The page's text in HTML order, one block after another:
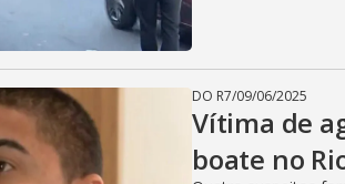
DO R7/09/06/2025
Vítima de
boate no